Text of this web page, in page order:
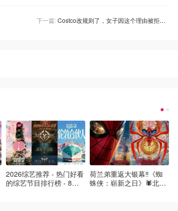
下一篇:Costco改规则了，女子因这个理由被拒接在美食广场之外！
2026综艺推荐 - 热门好看
的综艺节目排行榜 - 8月
荷兰弟重返大银幕‼️《蜘
蛛侠：崭新之日》🕷️北美